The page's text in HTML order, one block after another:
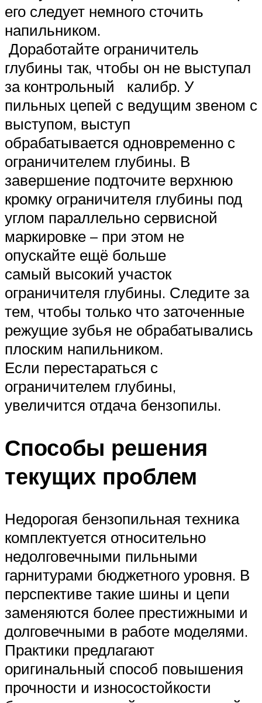
его следует немного сточить
напильником.
Доработайте ограничитель
глубины так, чтобы он не выступал
за контрольный калибр. У
пильных цепей с ведущим звеном с
выступом, выступ
обрабатывается одновременно с
ограничителем глубины. В
завершение подточите верхнюю
кромку ограничителя глубины под
углом параллельно сервисной
маркировке – при этом не
опускайте ещё больше
самый высокий участок
ограничителя глубины. Следите за
тем, чтобы только что заточенные
режущие зубья не обрабатывались
плоским напильником.
Если перестараться с
ограничителем глубины,
увеличится отдача бензопилы.
Способы решения
текущих проблем
Недорогая бензопильная техника
комплектуется относительно
недолговечными пильными
гарнитурами бюджетного уровня. В
перспективе такие шины и цепи
заменяются более престижными и
долговечными в работе моделями.
Практики предлагают
оригинальный способ повышения
прочности и износостойкости